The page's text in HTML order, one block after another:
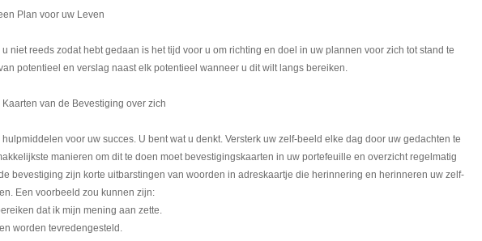
Plan voor uw Leven
u niet reeds zodat hebt gedaan is het tijd voor u om richting en doel in uw plannen voor zich tot stand te
potentieel en verslag naast elk potentieel wanneer u dit wilt langs bereiken.
van de Bevestiging over zich
voor uw succes. U bent wat u denkt. Versterk uw zelf-beeld elke dag door uw gedachten te
manieren om dit te doen moet bevestigingskaarten in uw portefeuille en overzicht regelmatig
bevestiging zijn korte uitbarstingen van woorden in adreskaartje die herinnering en herinneren uw zelf-
Een voorbeeld zou kunnen zijn:
dat ik mijn mening aan zette.
worden tevredengesteld.